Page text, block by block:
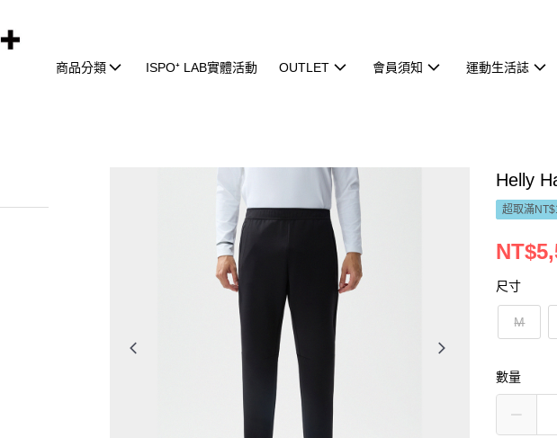
商品分類 ISPO⁺ LAB實體活動 OUTLET 會員須知 運動生活誌
Helly
超取滿
尺寸
M
數量